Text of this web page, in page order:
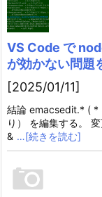
VS Code で
が効かない問題
[2025/01/11]
結論 emacsedit.* ( *
り） を編集する。
& …[続きを読む]